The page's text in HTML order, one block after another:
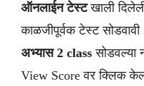
ऑनलाईन टेस्टखाली
काळजीपूर्वक टेस्ट सोडवावी
अभ्यास 2 class सोडवल्या
View Score वर क्लिक